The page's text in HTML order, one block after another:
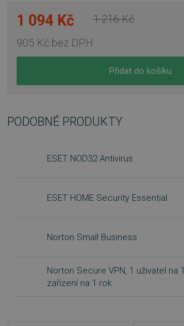
1 094 Kč
905 Kč bez DPH
1 216 Kč
Přidat do košíku
PODOBNÉ PRODUKTY
ESET NOD32 Antivirus
ESET HOME Security Essential
Norton Small Business
Norton Secure VPN, 1 uživatel na 1
zařízení na 1 rok